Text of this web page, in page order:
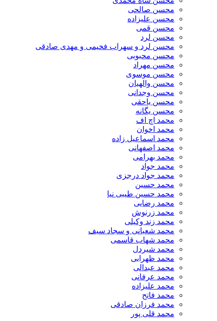
محسن صالحی
محسن علیزاده
محسن قمی
محسن لرد
محسن لرد و سهراب فخیمی و مهدی صادقی
محسن محبوبی
محسن مهراد
محسن موسوی
محسن والهیان
محسن وجدانی
محسن یاحقی
محسن یگانه
محمد اچ اف
محمد اخوان
محمد اسماعیل زاده
محمد اصفهانی
محمد بهرامی
محمد جواد
محمد جواد درجزی
محمد حسین
محمد حسین طیبی نیا
محمد رضایی
محمد زرنوش
محمد زند وکیلی
محمد شعبانی و سجاد سیف
محمد شهاب قاسمی
​محمد شیردل
محمد ظهرابی
محمد عبدالی
محمد عرفانی
محمد علیزاده
محمد فاتح
محمد فرزان صادقی
محمد قلی پور